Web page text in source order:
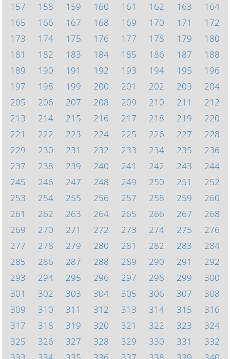
157
158 159 160 161 162 163
164
165
166 167 168 169 170 171
172
173
174 175 176 177 178 179
180
181
182 183 184 185 186 187
188
189
190 191 192 193 194 195
196
197
198 199 200 201 202 203
204
205
206 207 208 209 210 211
212
213
214 215 216 217 218 219
220
221
222 223 224 225 226 227
228
229
230 231 232 233 234 235
236
237
238 239 240 241 242 243
244
245
246 247 248 249 250 251
252
253
254 255 256 257 258 259
260
261
262 263 264 265 266 267
268
269
270 271 272 273 274 275
276
277
278 279 280 281 282 283
284
285
286 287 288 289 290 291
292
293
294 295 296 297 298 299
300
301
302 303 304 305 306 307
308
309
310 311 312 313 314 315
316
317
318 319 320 321 322 323
324
325
326 327 328 329 330 331
332